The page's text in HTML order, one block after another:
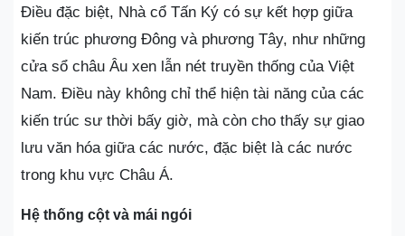
Điều đặc biệt, Nhà cổ Tấn Ký có sự kết hợp giữa
kiến trúc phương Đông và phương Tây, như những
cửa sổ châu Âu xen lẫn nét truyền thống của Việt
Nam. Điều này không chỉ thể hiện tài năng của các
kiến trúc sư thời bấy giờ, mà còn cho thấy sự giao
lưu văn hóa giữa các nước, đặc biệt là các nước
trong khu vực Châu Á.
Hệ thống cột và mái ngói